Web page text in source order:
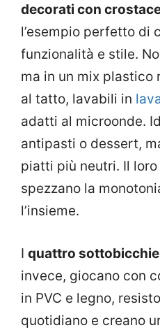
decorati con
l’esempio perfetto di
funzionalità e stile.
ma in un mix plastico
al tatto, lavabili in
adatti al microonde.
antipasti o dessert,
piatti più neutri. Il
spezzano la
l’insieme.
I quattro
invece, giocano con
in PVC e legno,
quotidiano e creano